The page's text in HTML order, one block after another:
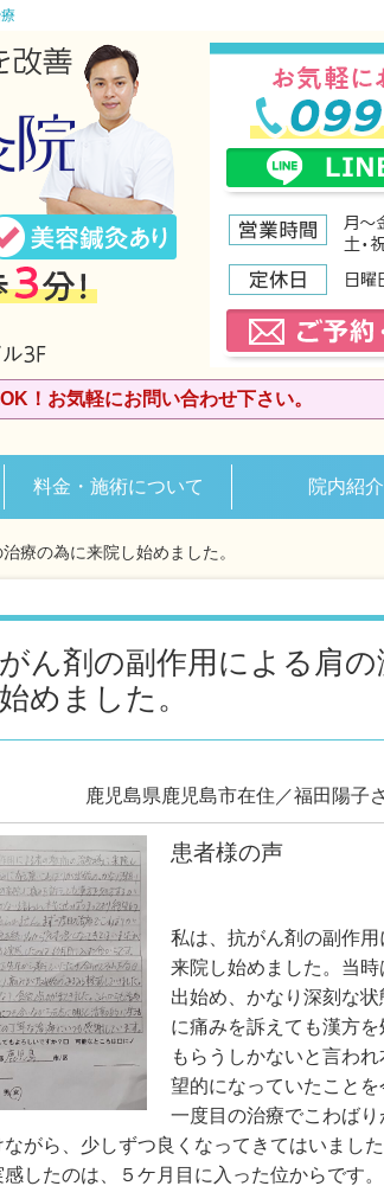
！お気軽にお問い合わせ下さい。
料金・施術について 院内紹介
療の為に来院し始めました。
ん剤の副作用による肩
めました。
鹿児島県鹿児島市在住／福田陽子
患者様の声
私は、抗がん剤の副作
来院し始めました。当
出始め、かなり深刻な
に痛みを訴えても漢方
もらうしかないと言わ
望的になっていたこと
一度目の治療でこわば
がら、少しずつ良くなってきてはいまし
感したのは、５ケ月目に入った位からです